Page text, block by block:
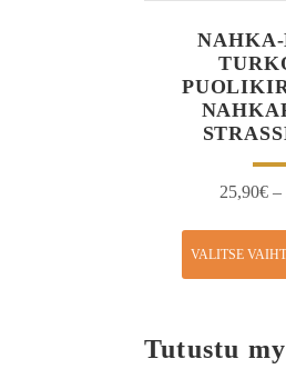
25,90€ –
VALITSE
Tutustu